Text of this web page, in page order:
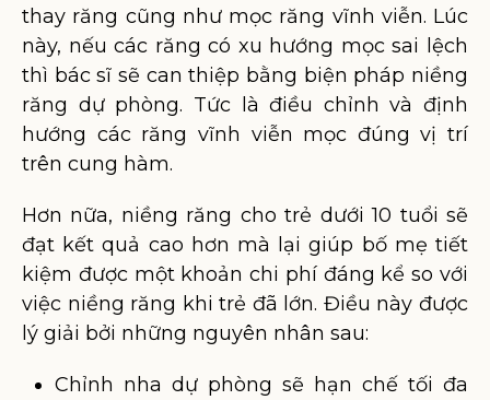
thay răng cũng như mọc răng vĩnh viễn. Lúc
này, nếu các răng có xu hướng mọc sai lệch
thì bác sĩ sẽ can thiệp bằng biện pháp niềng
răng dự phòng. Tức là điều chỉnh và định
hướng các răng vĩnh viễn mọc đúng vị trí
trên cung hàm.
Hơn nữa, niềng răng cho trẻ dưới 10 tuổi sẽ
đạt kết quả cao hơn mà lại giúp bố mẹ tiết
kiệm được một khoản chi phí đáng kể so với
việc niềng răng khi trẻ đã lớn. Điều này được
lý giải bởi những nguyên nhân sau:
Chỉnh nha dự phòng sẽ hạn chế tối đa